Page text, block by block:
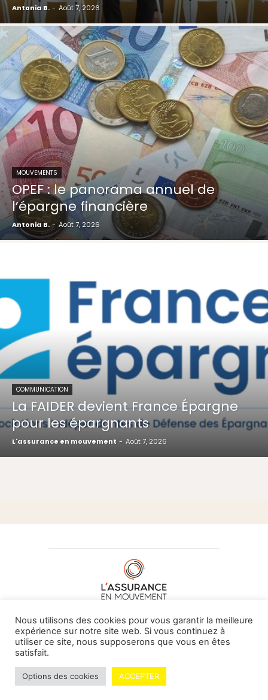
Antonia B. - Août 7, 2026
MOUVEMENTS
OPEF : le panorama annuel de
l’épargne financière
Antonia B. - Août 7, 2026
COMMUNICATION
La FAIDER devient France Épargne
pour les épargnants
L'assurance en mouvement - Août 7, 2026
À PROPOS DE NOUS•CONTACT
© L'assurance en mouvement -By Vovoxx Média
Mentions légales Contributeurs
Nous utilisons des cookies pour vous garantir la meilleure
expérience sur notre site web. Si vous continuez à
utiliser ce site, nous supposerons que vous en êtes
satisfait.
Options des cookies ACCEPTER